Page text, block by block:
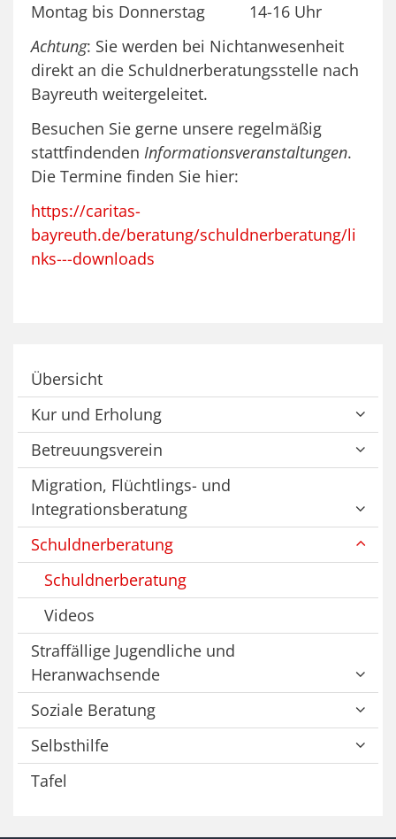
Montag bis Donnerstag 14-16 Uhr
Achtung: Sie werden bei Nichtanwesenheit
direkt an die Schuldnerberatungsstelle nach
Bayreuth weitergeleitet.
Besuchen Sie gerne unsere regelmäßig
stattfindenden Informationsveranstaltungen.
Die Termine finden Sie hier:
https://caritas-
bayreuth.de/beratung/schuldnerberatung/li
nks---downloads
Übersicht
Kur und Erholung
Betreuungsverein
Migration, Flüchtlings- und
Integrationsberatung
Schuldnerberatung
Schuldnerberatung
Videos
Straffällige Jugendliche und
Heranwachsende
Soziale Beratung
Selbsthilfe
Tafel